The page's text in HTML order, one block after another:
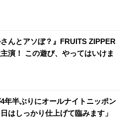
さんとアソぼ？』FRUITS ZIPPER
演！ この遊び、やってはいけま
年半ぶりにオールナイトニッポン
はしっかり仕上げて臨みます」